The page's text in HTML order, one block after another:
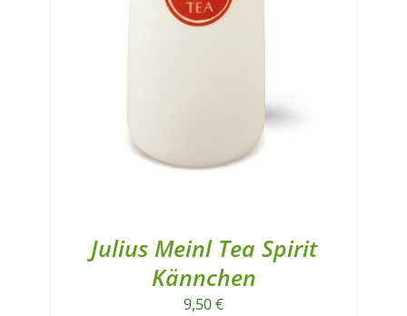
Julius Meinl Tea Spirit
Kännchen
9,50€